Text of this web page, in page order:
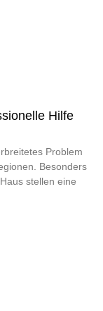
Hilfe
Problem
Besonders
stellen eine